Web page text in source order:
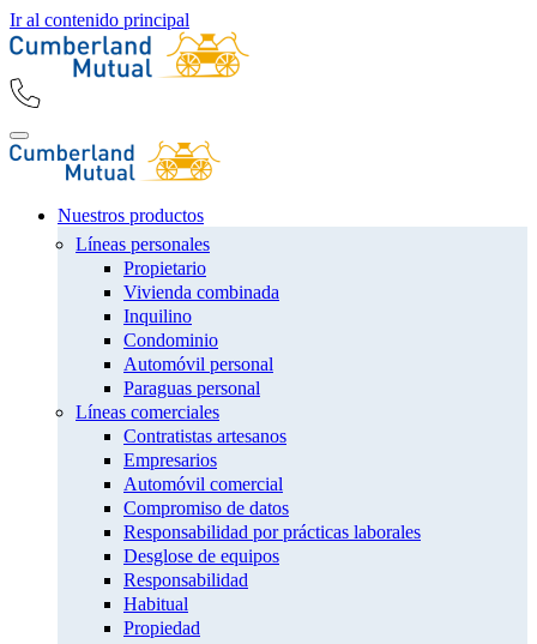
Ir al contenido principal
Nuestros productos
Líneas personales
Propietario
Vivienda combinada
Inquilino
Condominio
Automóvil personal
Paraguas personal
Líneas comerciales
Contratistas artesanos
Empresarios
Automóvil comercial
Compromiso de datos
Responsabilidad por prácticas laborales
Desglose de equipos
Responsabilidad
Habitual
Propiedad